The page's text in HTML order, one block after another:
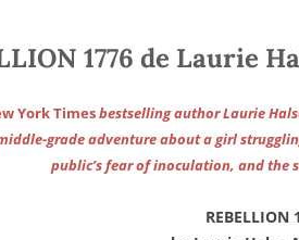
1776 de Laurie
York Timesbestselling author Laurie
grade adventure about a girl
public’s fear of inoculation, and the
REBELLION